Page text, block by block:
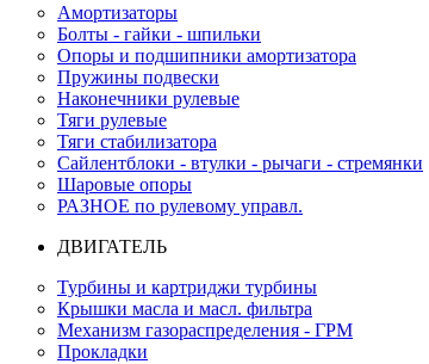
Амортизаторы
Болты - гайки - шпильки
Опоры и подшипники амортизатора
Пружины подвески
Наконечники рулевые
Тяги рулевые
Тяги стабилизатора
Сайлентблоки - втулки - рычаги - стремянки
Шаровые опоры
РАЗНОЕ по рулевому управл.
ДВИГАТЕЛЬ
Турбины и картриджи турбины
Крышки масла и масл. фильтра
Механизм газораспределения - ГРМ
Прокладки